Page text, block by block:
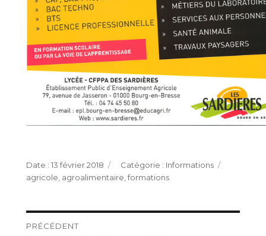
Publié
le
13 février 2018 Catégories
Informations
agricole, agroalimentaire,formations
Navigation
PRÉCÉDENT